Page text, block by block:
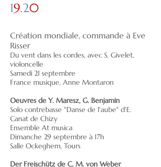
19.20
Création mondiale, commande à Eve
Risser
Du vent dans les cordes, avec S. Givelet,
violoncelle
Samedi 21 septembre
France musique, Anne Montaron
Oeuvres de Y. Maresz, G. Benjamin
Solo contrebasse "Danse de l'aube" d'E.
Canat de Chizy
Ensemble At musica
Dimanche 29 septembre à 17h
Salle Ockeghem, Tours
Der Freischütz de C. M. von Weber